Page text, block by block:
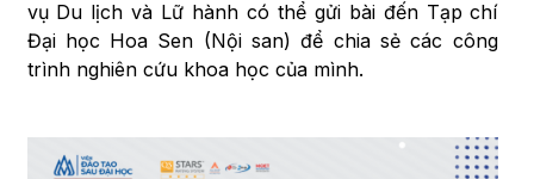
vụ Du lịch và Lữ hành có thể gửi bài đến Tạp chí
Đại học Hoa Sen (Nội san) để chia sẻ các công
trình nghiên cứu khoa học của mình.